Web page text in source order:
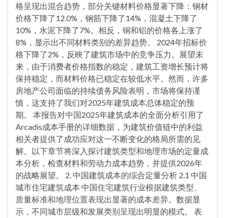
格呈现出混合趋势，部分关键材料价格显著下降：钢材
价格下降了12.0%，钢筋下降了14%，混凝土下降了
10%，水泥下降了7%。相反，铜和铝的价格各上涨了
8%，显示出不同材料类别的差异趋势。 2024年招标价
格下降了2%，反映了建筑市场中的竞争压力。展望未
来，由于消费者价格指数的稳定，建筑工资增长预计将
保持稳定，而材料价格已稳定在较低水平。然而，许多
房地产公司面临的持续债务风险表明，市场将保持谨
慎，这支持了我们对2025年建筑成本总体稳定的预
期。 本报告对中国2025年建筑成本的全面分析引用了
Arcadis成本手册的详细数据，为建筑价值链中的利益
相关者提供了成功应对这一不断变化的格局所需的见
解。以下章节将深入探讨建筑类型和地理市场的定量成
本分析，检查材料和劳动力成本趋势，并提供2026年
的战略展望。 2. 中国建筑成本的综合定量分析 2.1 中国
城市住宅建筑成本 中国住宅建筑行业根据建筑类型、
质量标准和地理位置表现出显著的成本差异。数据显
示，不同城市层级和发展类别呈现出明显的模式。 表